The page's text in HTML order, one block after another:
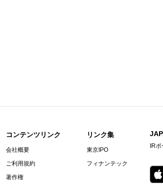
期（中間期）決算短信〔日本基準〕（連結）
式会社マックビーヒル就労支援機構の株式取得に関す
(268A)
期（中間期）決算短信〔ＩＦＲＳ〕(連結)
期決算説明資料
コンテンツリンク
会社概要
ご利用規約
著作権
リンク集
東京IPO
フィナンテック
IR